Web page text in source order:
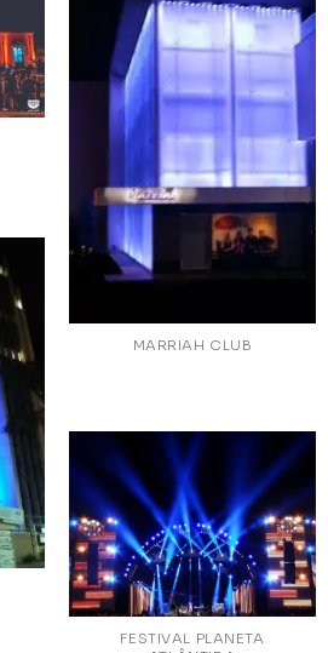
MARRIAH CLUB
FESTIVAL PLANETA